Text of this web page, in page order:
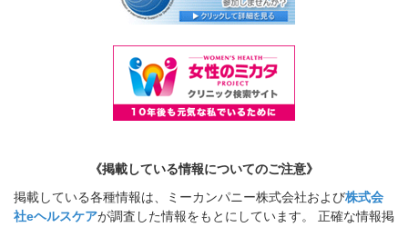
《掲載している情報についてのご注意》
掲載している各種情報は、ミーカンパニー株式会社および株式会
社eヘルスケアが調査した情報をもとにしています。 正確な情報掲